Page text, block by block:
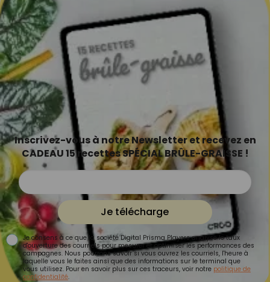
Inscrivez-vous à notre Newsletter et recevez en
CADEAU 15 recettes SPÉCIAL BRÛLE-GRAISSE !
Je télécharge
Je consens à ce que la société Digital Prisma Players analyse le taux
d'ouverture des courriels pour mesurer et optimiser les performances des
campagnes. Nous pourrons savoir si vous ouvrez les courriels, l'heure à
laquelle vous le faites ainsi que des informations sur le terminal que
vous utilisez. Pour en savoir plus sur ces traceurs, voir notre politique de
confidentialité.